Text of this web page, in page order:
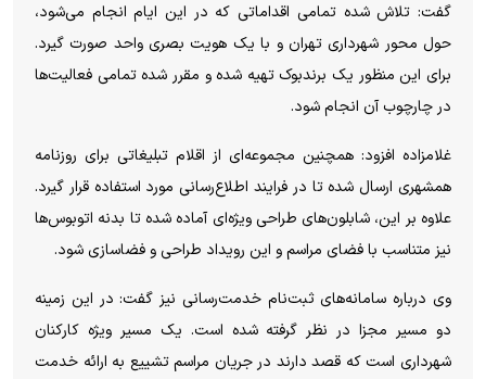
گفت: تلاش شده تمامی اقداماتی که در این ایام انجام می‌شود،
حول محور شهرداری تهران و با یک هویت بصری واحد صورت گیرد.
برای این منظور یک برندبوک تهیه شده و مقرر شده تمامی فعالیت‌ها
در چارچوب آن انجام شود.
غلامزاده افزود: همچنین مجموعه‌ای از اقلام تبلیغاتی برای روزنامه
همشهری ارسال شده تا در فرایند اطلاع‌رسانی مورد استفاده قرار گیرد.
علاوه بر این، شابلون‌های طراحی ویژه‌ای آماده شده تا بدنه اتوبوس‌ها
نیز متناسب با فضای مراسم و این رویداد طراحی و فضاسازی شود.
وی درباره سامانه‌های ثبت‌نام خدمت‌رسانی نیز گفت: در این زمینه
دو مسیر مجزا در نظر گرفته شده است. یک مسیر ویژه کارکنان
شهرداری است که قصد دارند در جریان مراسم تشییع به ارائه خدمت